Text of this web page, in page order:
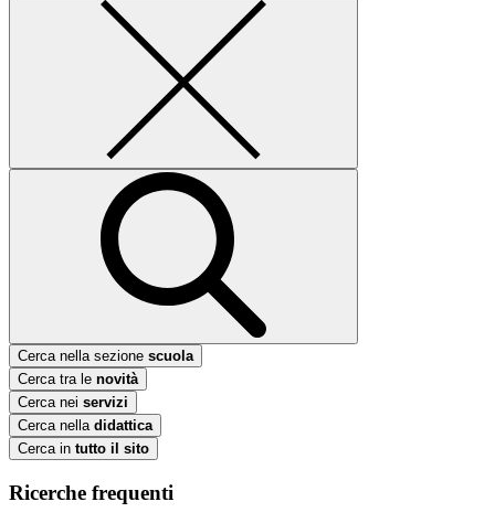
Cerca nella sezione scuola
Cerca tra le novità
Cerca nei servizi
Cerca nella didattica
Cerca in tutto il sito
Ricerche frequenti